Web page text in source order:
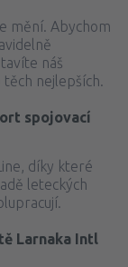
mění. Abychom
náš
nejlepších.
spojovací
díky které
leteckých
Larnaka Intl